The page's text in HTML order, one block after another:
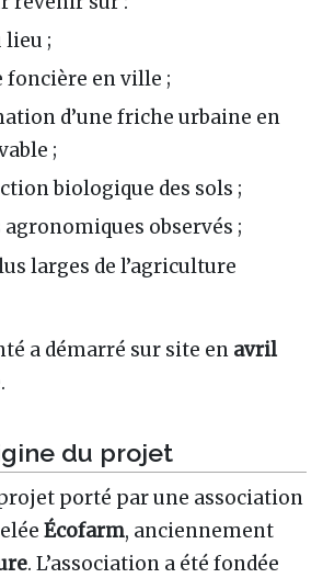
lieu ;
foncière en ville ;
d’une friche urbaine en
;
biologique des sols ;
observés ;
larges de l’agriculture
a démarré sur site en avril
du projet
porté par une association
Écofarm, anciennement
. L’association a été fondée